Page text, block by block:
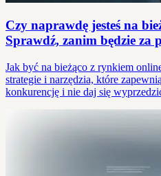
Czy naprawdę jesteś na
Sprawdź, zanim będzie za
Jak być na bieżąco z rynkiem
strategie i narzędzia, które
konkurencję i nie daj się